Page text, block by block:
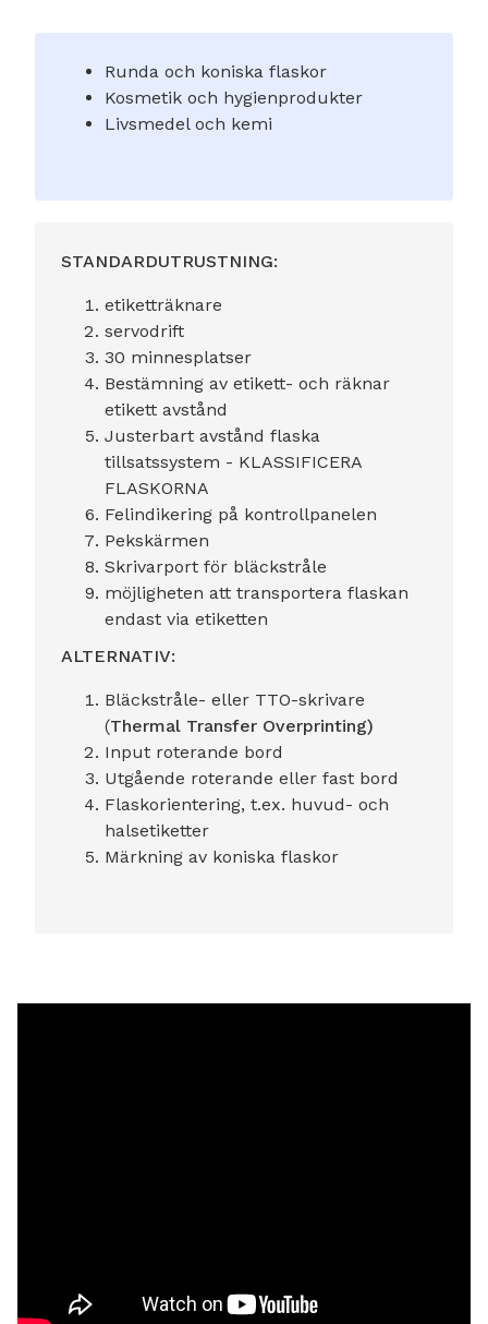
Runda och koniska flaskor
Kosmetik och hygienprodukter
Livsmedel och kemi
STANDARDUTRUSTNING:
etiketträknare
servodrift
30 minnesplatser
Bestämning av etikett- och räknar
etikett avstånd
Justerbart avstånd flaska
tillsatssystem - KLASSIFICERA
FLASKORNA
Felindikering på kontrollpanelen
Pekskärmen
Skrivarport för bläckstråle
möjligheten att transportera flaskan
endast via etiketten
ALTERNATIV:
Bläckstråle- eller TTO-skrivare
(Thermal Transfer Overprinting)
Input roterande bord
Utgående roterande eller fast bord
Flaskorientering, t.ex. huvud- och
halsetiketter
Märkning av koniska flaskor